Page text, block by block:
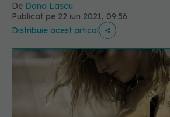
De Dana Lascu
Publicat pe 22 iun 2021, 09:56
Distribuie acest articol